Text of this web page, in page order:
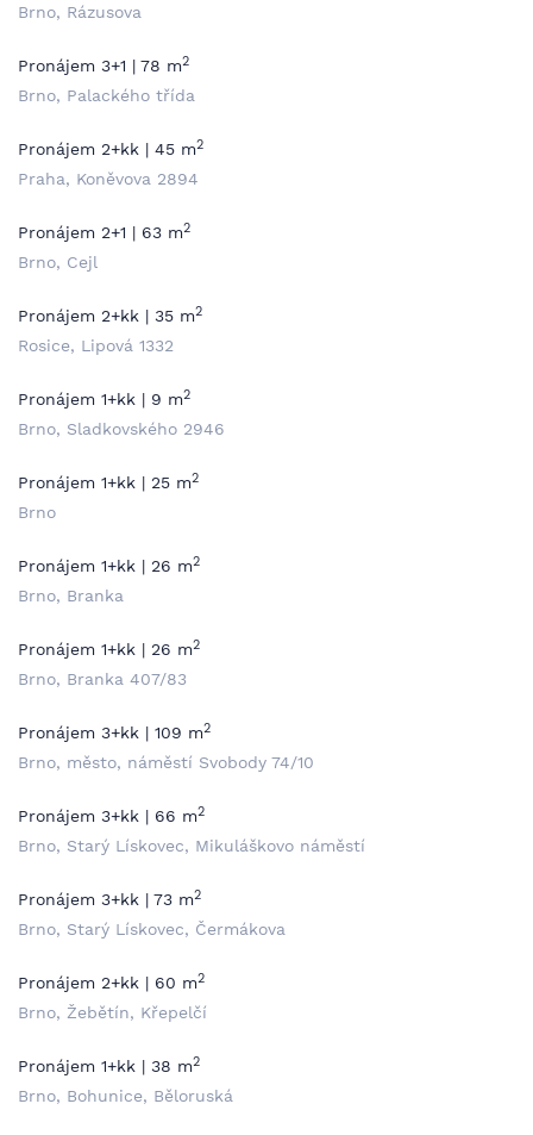
Brno, Rázusova
Pronájem 3+1 | 78 m2
Brno, Palackého třída
Pronájem 2+kk | 45 m2
Praha, Koněvova 2894
Pronájem 2+1 | 63 m2
Brno, Cejl
Pronájem 2+kk | 35 m2
Rosice, Lipová 1332
Pronájem 1+kk | 9 m2
Brno, Sladkovského 2946
Pronájem 1+kk | 25 m2
Brno
Pronájem 1+kk | 26 m2
Brno, Branka
Pronájem 1+kk | 26 m2
Brno, Branka 407/83
Pronájem 3+kk | 109 m2
Brno, město, náměstí Svobody 74/10
Pronájem 3+kk | 66 m2
Brno, Starý Lískovec, Mikuláškovo náměstí
Pronájem 3+kk | 73 m2
Brno, Starý Lískovec, Čermákova
Pronájem 2+kk | 60 m2
Brno, Žebětín, Křepelčí
Pronájem 1+kk | 38 m2
Brno, Bohunice, Běloruská